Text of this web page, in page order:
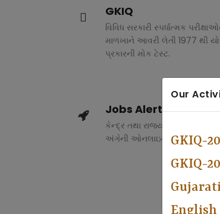
Our
GKIQ-
GKIQ-
GKIQ
વિવિધ સરકારી સ્પર્ધાત્મક
માળખાને આવરી લેતી 1977 થી
પ્રકારની મોક ટેસ્ટ.
Jobs Alert
કેન્દ્ર તથા રાજ્ય સરકારના વિવિધ
અંગેની ઓનલાઇન માહિતી.